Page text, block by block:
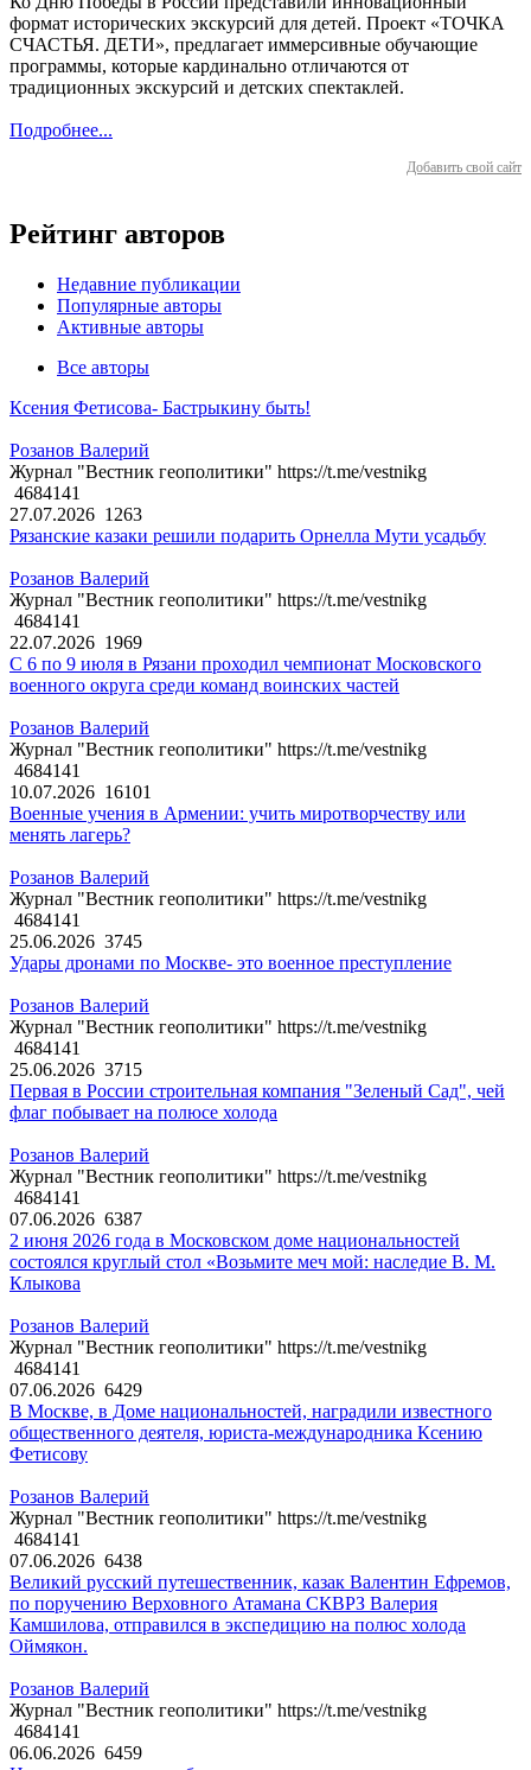
формат исторических экскурсий для детей. Проект «ТОЧКА
СЧАСТЬЯ. ДЕТИ», предлагает иммерсивные обучающие
программы, которые кардинально отличаются от
традиционных экскурсий и детских спектаклей.
Подробнее...
Добавить свой сайт
Рейтинг авторов
Недавние публикации
Популярные авторы
Активные авторы
Все авторы
Ксения Фетисова- Бастрыкину быть!
Розанов Валерий
Журнал "Вестник геополитики" https://t.me/vestnikg
4684141
27.07.2026 1263
Рязанские казаки решили подарить Орнелла Мути усадьбу
Розанов Валерий
Журнал "Вестник геополитики" https://t.me/vestnikg
4684141
22.07.2026 1969
С 6 по 9 июля в Рязани проходил чемпионат Московского
военного округа среди команд воинских частей
Розанов Валерий
Журнал "Вестник геополитики" https://t.me/vestnikg
4684141
10.07.2026 16101
Военные учения в Армении: учить миротворчеству или
менять лагерь?
Розанов Валерий
Журнал "Вестник геополитики" https://t.me/vestnikg
4684141
25.06.2026 3745
Удары дронами по Москве- это военное преступление
Розанов Валерий
Журнал "Вестник геополитики" https://t.me/vestnikg
4684141
25.06.2026 3715
Первая в России строительная компания "Зеленый Сад", чей
флаг побывает на полюсе холода
Розанов Валерий
Журнал "Вестник геополитики" https://t.me/vestnikg
4684141
07.06.2026 6387
2 июня 2026 года в Московском доме национальностей
состоялся круглый стол «Возьмите меч мой: наследие В. М.
Клыкова
Розанов Валерий
Журнал "Вестник геополитики" https://t.me/vestnikg
4684141
07.06.2026 6429
В Москве, в Доме национальностей, наградили известного
общественного деятеля, юриста-международника Ксению
Фетисову
Розанов Валерий
Журнал "Вестник геополитики" https://t.me/vestnikg
4684141
07.06.2026 6438
Великий русский путешественник, казак Валентин Ефремов,
по поручению Верховного Атамана СКВРЗ Валерия
Камшилова, отправился в экспедицию на полюс холода
Оймякон.
Розанов Валерий
Журнал "Вестник геополитики" https://t.me/vestnikg
4684141
06.06.2026 6459